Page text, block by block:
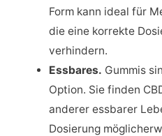
Form kann ideal für
die eine korrekte
verhindern.
Essbares. Gummis
Option. Sie finden
anderer essbarer
Dosierung